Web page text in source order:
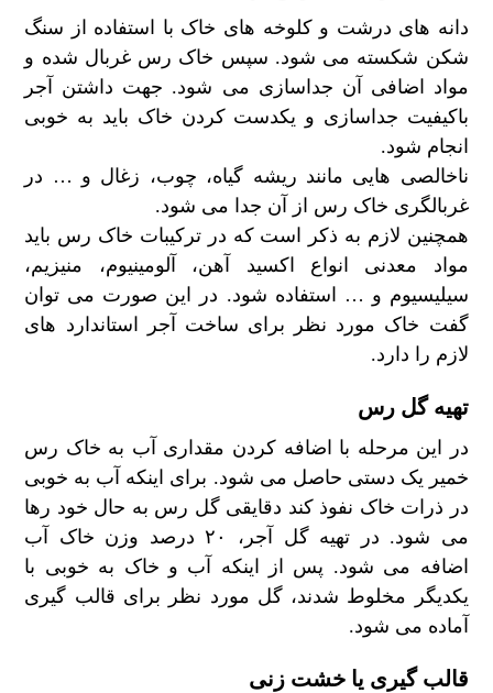
دانه های درشت و کلوخه های خاک با استفاده از سنگ
شکن شکسته می شود. سپس خاک رس غربال شده و
مواد اضافی آن جداسازی می شود. جهت داشتن آجر
باکیفیت جداسازی و یکدست کردن خاک باید به خوبی
انجام شود.
ناخالصی هایی مانند ریشه گیاه، چوب، زغال و … در
غربالگری خاک رس از آن جدا می شود.
همچنین لازم به ذکر است که در ترکیبات خاک رس باید
مواد معدنی انواع اکسید آهن، آلومینیوم، منیزیم،
سیلیسیوم و … استفاده شود. در این صورت می توان
گفت خاک مورد نظر برای ساخت آجر استاندارد های
لازم را دارد.
تهیه گل رس
در این مرحله با اضافه کردن مقداری آب به خاک رس
خمیر یک دستی حاصل می شود. برای اینکه آب به خوبی
در ذرات خاک نفوذ کند دقایقی گل رس به حال خود رها
می شود. در تهیه گل آجر، ۲۰ درصد وزن خاک آب
اضافه می شود. پس از اینکه آب و خاک به خوبی با
یکدیگر مخلوط شدند، گل مورد نظر برای قالب گیری
آماده می شود.
قالب گیری یا خشت زنی